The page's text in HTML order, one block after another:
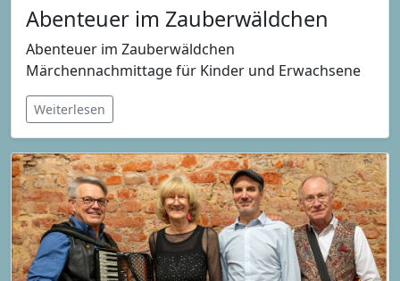
Abenteuer im Zauberwäldchen
Abenteuer im Zauberwäldchen
Märchennachmittage für Kinder und Erwachsene
Weiterlesen